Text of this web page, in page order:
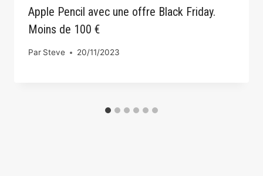
Apple Pencil avec une offre Black Friday.
Moins de 100 €
Par Steve 20/11/2023